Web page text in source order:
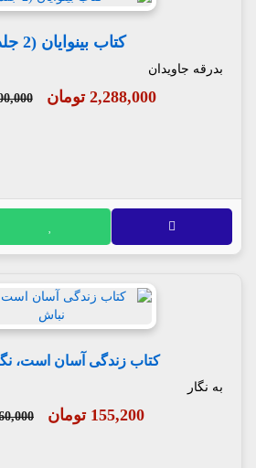
کتاب بینوایان (2 جلدی)
بدرقه جاویدان
2,288,000 تومان
کتاب زندگی آسان است،
به نگار
155,200 تومان 160,000